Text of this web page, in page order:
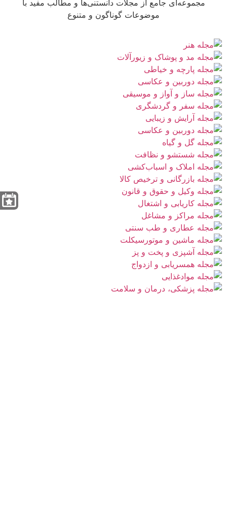
مجموعه‌ای جامع از مجلات دانستنی‌ها و مطالب مفید با
موضوعات گوناگون و متنوع